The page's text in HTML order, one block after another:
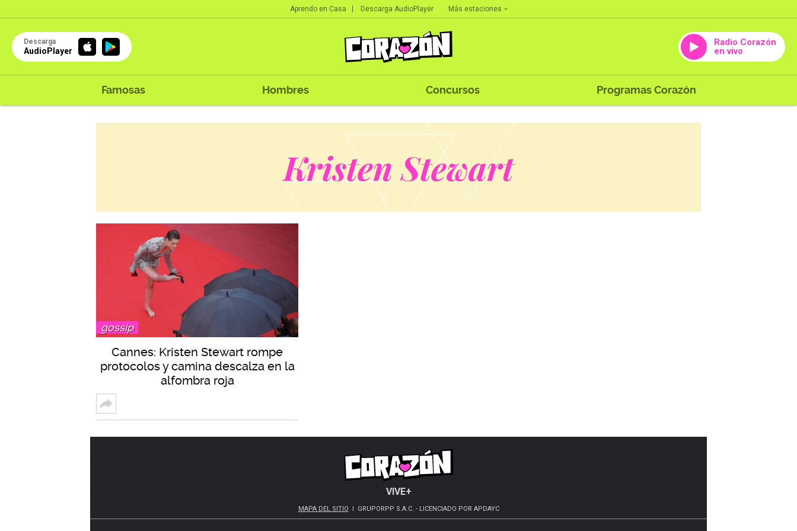
Aprendo en Casa Descarga AudioPlayer Más estaciones
Descarga
AudioPlayer
Radio Corazón
en vivo
Famosas Hombres Concursos Programas Corazón
Kristen Stewart
gossip
Cannes: Kristen Stewart rompe
protocolos y camina descalza en la
alfombra roja
VIVE+
MAPA DEL SITIO GRUPORPP S.A.C. - LICENCIADO POR APDAYC